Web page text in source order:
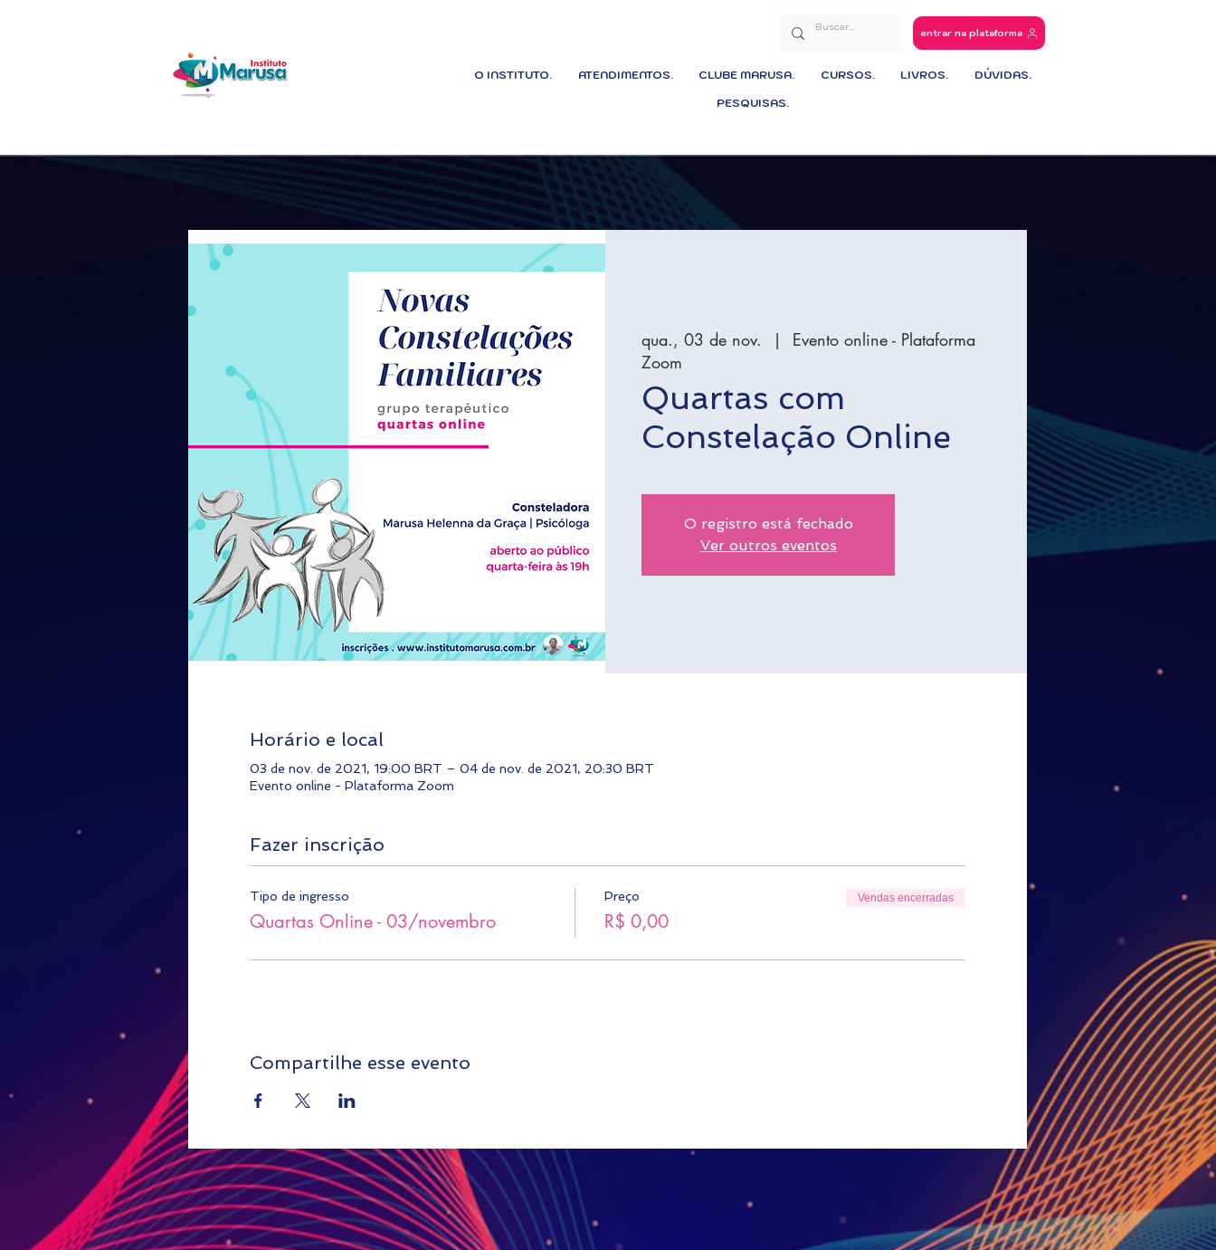
entrar na plataforma
O INSTITUTO. ATENDIMENTOS. CLUBE MARUSA. CURSOS. LIVROS. DÚVIDAS.
PESQUISAS.
qua., 03 de nov.
  |
Evento online - Plataforma
Zoom
Quartas com
Constelação Online
O registro está fechado
Ver outros eventos
Horário e local
03 de nov. de 2021, 19:00 BRT – 04 de nov. de 2021, 20:30 BRT
Evento online - Plataforma Zoom
Fazer inscrição
Tipo de ingresso
Quartas Online - 03/novembro
Preço
R$ 0,00
Vendas encerradas
Compartilhe esse evento